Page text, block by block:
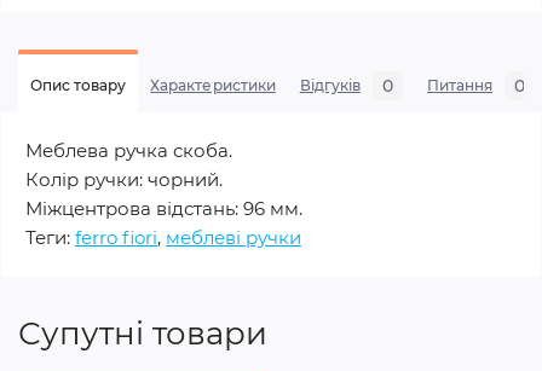
Опис товару Характеристики Відгуків 0 Питання 0
Меблева ручка скоба.
Колір ручки: чорний.
Міжцентрова відстань: 96 мм.
Теги: ferro fiori, меблеві ручки
Супутні товари